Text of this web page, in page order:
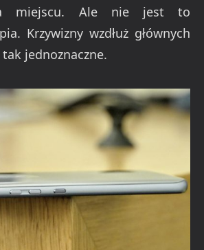
miejscu. Ale nie jest to
Krzywizny wzdłuż głównych
jednoznaczne.